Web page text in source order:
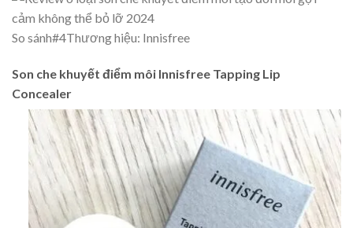
So sánh#4Thương hiệu: Innisfree
Son che khuyết điểm môi Innisfree Tapping Lip
Concealer